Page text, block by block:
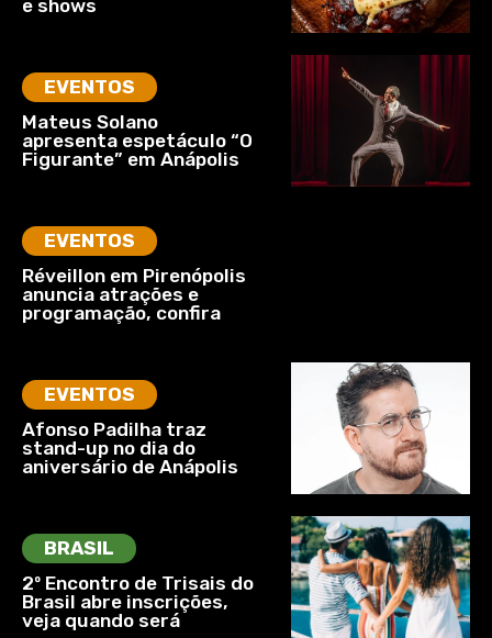
e shows
EVENTOS
Mateus Solano
apresenta espetáculo “O
Figurante” em Anápolis
EVENTOS
Réveillon em Pirenópolis
anuncia atrações e
programação, confira
EVENTOS
Afonso Padilha traz
stand-up no dia do
aniversário de Anápolis
BRASIL
2º Encontro de Trisais do
Brasil abre inscrições,
veja quando será